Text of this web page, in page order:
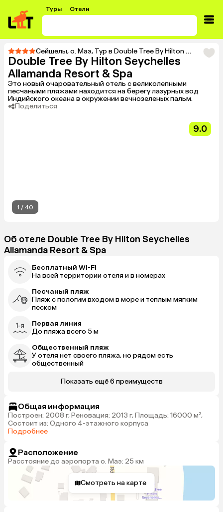
Туры Отели
Сейшелы,о. Маэ, Тур в Double Tree By Hilton Seychelles Allamanda Resort & Spa
Double Tree By Hilton Seychelles
Allamanda Resort & Spa
Это новый очаровательный отель с великолепными
песчаными пляжами находится на берегу лазурных вод
Индийского океана в окружении вечнозеленых пальм.
Поделиться
9.0
1 / 40
Об отеле Double Tree By Hilton Seychelles
Allamanda Resort & Spa
Бесплатный Wi-Fi
На всей территории отеля и в номерах
Песчаный пляж
Пляж с пологим входом в море и теплым мягким
песком
Первая линия
До пляжа всего 5 м
Общественный пляж
У отеля нет своего пляжа, но рядом есть
общественный
Показать ещё 6 преимуществ
Общая информация
Построен: 2008 г, Реновация: 2013 г, Площадь: 16000 м²,
Состоит из: Одного 4-этажного корпуса
Подробнее
Расположение
Расстояние до аэропорта о. Маэ: 25 км
Смотреть на карте